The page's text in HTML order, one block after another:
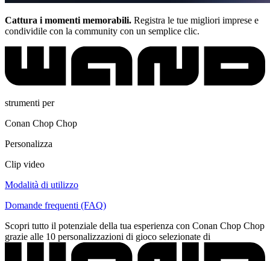
Cattura i momenti memorabili. Registra le tue migliori imprese e
condividile con la community con un semplice clic.
strumenti per
Conan Chop Chop
Personalizza
Clip video
Modalità di utilizzo
Domande frequenti (FAQ)
Scopri tutto il potenziale della tua esperienza con Conan Chop Chop
grazie alle 10 personalizzazioni di gioco selezionate di